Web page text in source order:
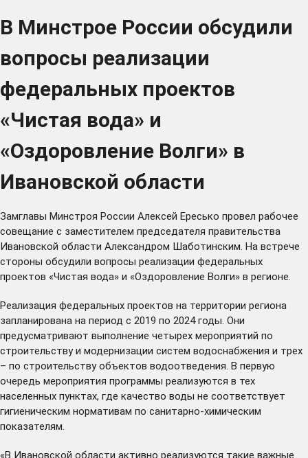
В Минстрое России обсудили
вопросы реализации
федеральных проектов
«Чистая вода» и
«Оздоровление Волги» в
Ивановской области
Замглавы Минстроя России Алексей Ересько провел рабочее
совещание с заместителем председателя правительства
Ивановской области Александром Шаботинским. На встрече
стороны обсудили вопросы реализации федеральных
проектов «Чистая вода» и «Оздоровление Волги» в регионе.
Реализация федеральных проектов на территории региона
запланирована на период с 2019 по 2024 годы. Они
предусматривают выполнение четырех мероприятий по
строительству и модернизации систем водоснабжения и трех
– по строительству объектов водоотведения. В первую
очередь мероприятия программы реализуются в тех
населенных пунктах, где качество воды не соответствует
гигиеническим нормативам по санитарно-химическим
показателям.
«В Ивановской области активно реализуются такие важные